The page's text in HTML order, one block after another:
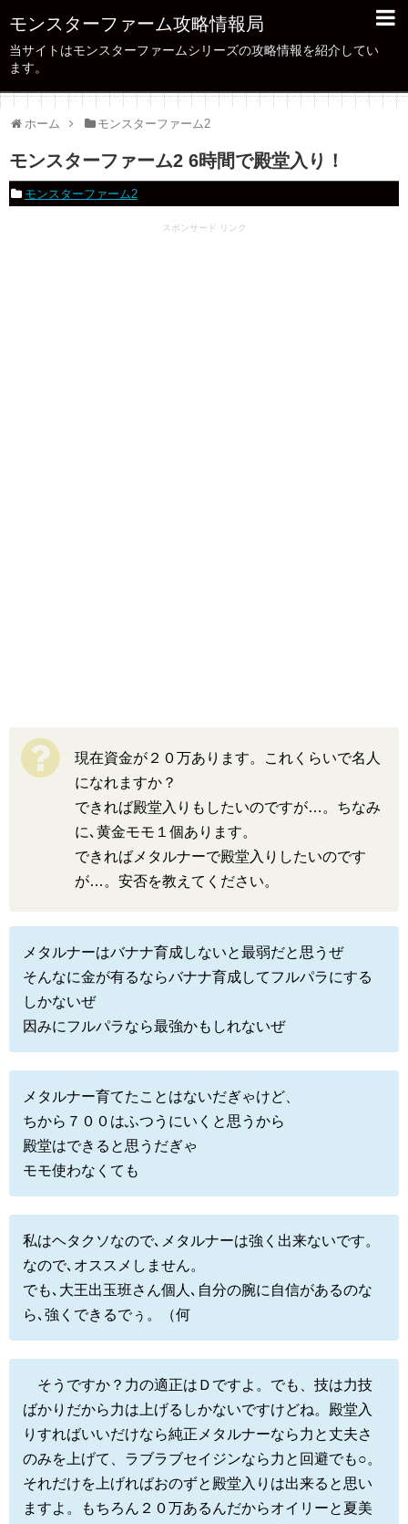
モンスターファーム攻略情報局
当サイトはモンスターファームシリーズの攻略情報を紹介してい
ます。
ホーム モンスターファーム2
モンスターファーム2 6時間で殿堂入り！
モンスターファーム2
スポンサード リンク
現在資金が２０万あります。これくらいで名人
になれますか？
できれば殿堂入りもしたいのですが…。ちなみ
に､黄金モモ１個あります。
できればメタルナーで殿堂入りしたいのです
が…。安否を教えてください。
メタルナーはバナナ育成しないと最弱だと思うぜ
そんなに金が有るならバナナ育成してフルパラにする
しかないぜ
因みにフルパラなら最強かもしれないぜ
メタルナー育てたことはないだぎゃけど、
ちから７００はふつうにいくと思うから
殿堂はできると思うだぎゃ
モモ使わなくても
私はヘタクソなので､メタルナーは強く出来ないです。
なので､オススメしません。
でも､大王出玉班さん個人､自分の腕に自信があるのな
ら､強くできるでぅ。（何
そうですか？力の適正はＤですよ。でも、技は力技
ばかりだから力は上げるしかないですけどね。殿堂入
りすればいいだけなら純正メタルナーなら力と丈夫さ
のみを上げて、ラブラブセイジンなら力と回避でも○。
それだけを上げればおのずと殿堂入りは出来ると思い
ますよ。もちろん２０万あるんだからオイリーと夏美